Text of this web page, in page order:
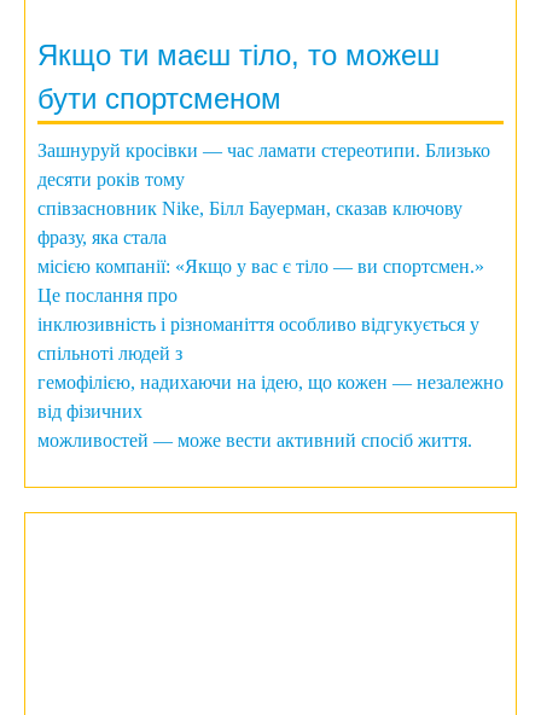
Якщо ти маєш тіло, то можеш
бути спортсменом
Зашнуруй кросівки — час ламати стереотипи. Близько
десяти років тому
співзасновник Nike, Білл Бауерман, сказав ключову
фразу, яка стала
місією компанії: «Якщо у вас є тіло — ви спортсмен.»
Це послання про
інклюзивність і різноманіття особливо відгукується у
спільноті людей з
гемофілією, надихаючи на ідею, що кожен — незалежно
від фізичних
можливостей — може вести активний спосіб життя.